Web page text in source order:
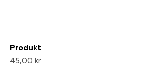
Produkt
45,00 kr